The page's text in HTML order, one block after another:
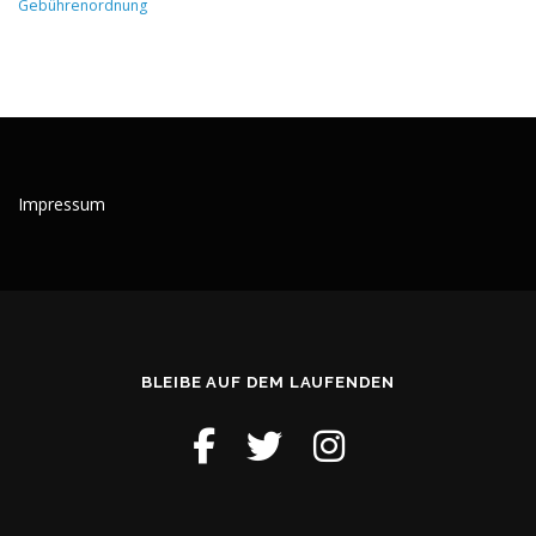
Gebührenordnung
Impressum
BLEIBE AUF DEM LAUFENDEN